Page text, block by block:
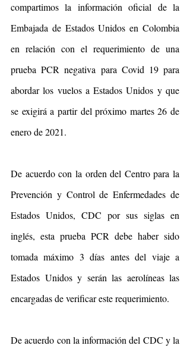
compartimos la información oficial de la
Embajada de Estados Unidos en Colombia
en relación con el requerimiento de una
prueba PCR negativa para Covid 19 para
abordar los vuelos a Estados Unidos y que
se exigirá a partir del próximo martes 26 de
enero de 2021.
De acuerdo con la orden del Centro para la
Prevención y Control de Enfermedades de
Estados Unidos, CDC por sus siglas en
inglés, esta prueba PCR debe haber sido
tomada máximo 3 días antes del viaje a
Estados Unidos y serán las aerolíneas las
encargadas de verificar este requerimiento.
De acuerdo con la información del CDC y la